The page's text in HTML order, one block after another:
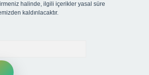
halinde, ilgili içerikler yasal süre
kaldırılacaktır.